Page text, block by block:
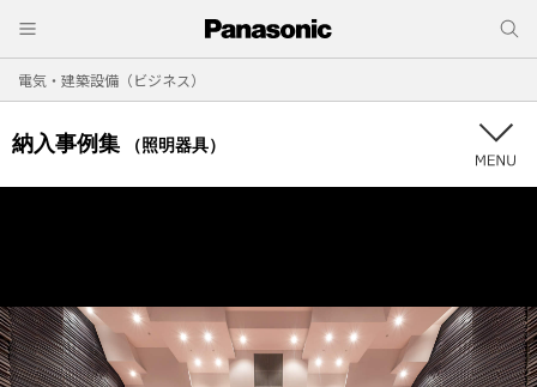
電気・建築設備（ビジネス）
納入事例集 （照明器具）